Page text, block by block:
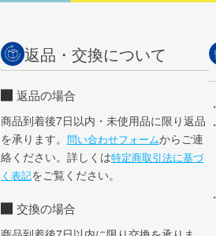
返品・交換について
返品の場合
商品到着後7日以内・未使用品に限り返品
を承ります。 問い合わせフォームからご連
絡ください。詳しくは特定商取引法に基づ
く表記をご覧ください。
交換の場合